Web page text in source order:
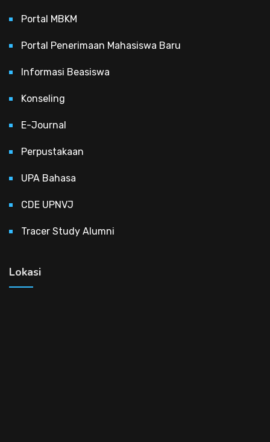
Portal MBKM
Portal Penerimaan Mahasiswa Baru
Informasi Beasiswa
Konseling
E-Journal
Perpustakaan
UPA Bahasa
CDE UPNVJ
Tracer Study Alumni
Lokasi